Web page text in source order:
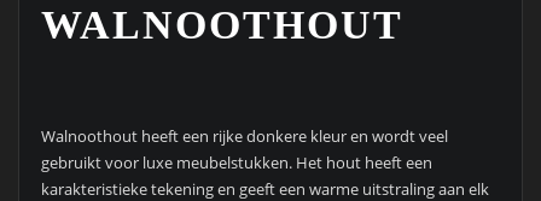
WALNOOTHOUT
Walnoothout heeft een rijke donkere kleur en wordt veel
gebruikt voor luxe meubelstukken. Het hout heeft een
karakteristieke tekening en geeft een warme uitstraling aan elk